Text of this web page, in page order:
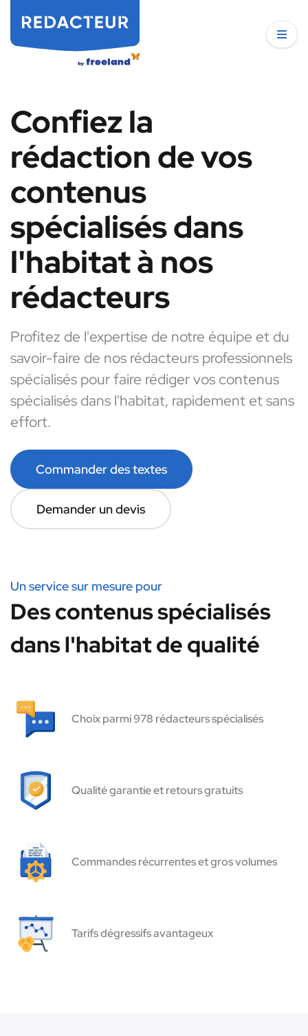
Confiez la
rédaction de vos
contenus
spécialisés dans
l'habitat à nos
rédacteurs
Profitez de l'expertise de notre équipe et du
savoir-faire de nos rédacteurs professionnels
spécialisés pour faire rédiger vos contenus
spécialisés dans l'habitat, rapidement et sans
effort.
Commander des textes
Demander un devis
Un service sur mesure pour
Des contenus spécialisés
dans l'habitat de qualité
Choix parmi 978 rédacteurs spécialisés
Qualité garantie et retours gratuits
Commandes récurrentes et gros volumes
Tarifs dégressifs avantageux